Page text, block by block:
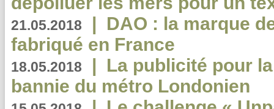
21.05.2018 | DAO : la marque
fabriqué en France
18.05.2018 | La publicité pour
bannie du métro Londonien